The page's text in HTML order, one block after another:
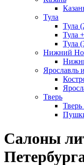
Тула
Тула
Тула
Тула
Нижний
Ярославль
Тверь
Салоны